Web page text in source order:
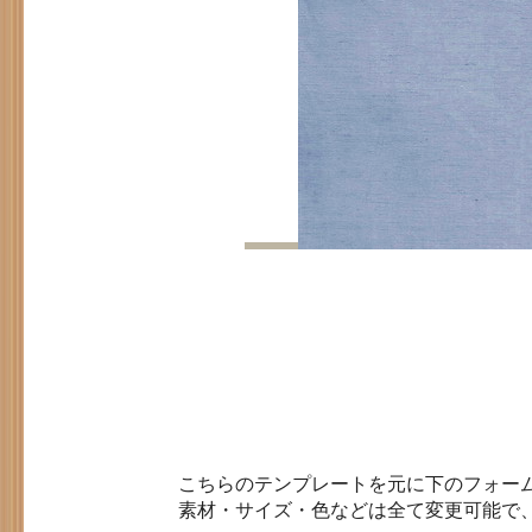
こちらのテンプレートを元に下のフォ
素材・サイズ・色などは全て変更可能